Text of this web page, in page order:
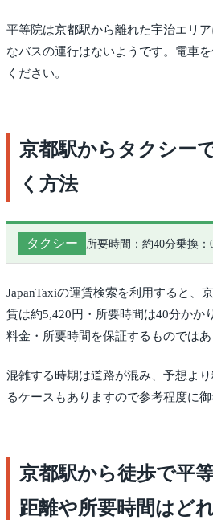
平等院は京都駅から離れた宇治エリ
なバスの運行はないようです。電車
ください。
京都駅からタクシー
く方法
タクシー 所要時間：約40分乗換：
JapanTaxiの運賃検索を利用すると、
賃は約5,420円・所要時間は40分かか
料金・所要時間を保証するものではあ
混雑する時期は道路が混み、予想よ
るケースもありますので参考程度に御
京都駅から徒歩で平
距離や所要時間はど